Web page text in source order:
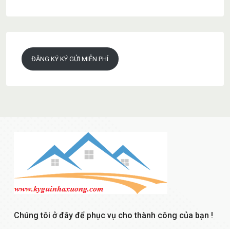
ĐĂNG KÝ KÝ GỬI MIỄN PHÍ
Chúng tôi ở đây để phục vụ cho thành công của bạn !